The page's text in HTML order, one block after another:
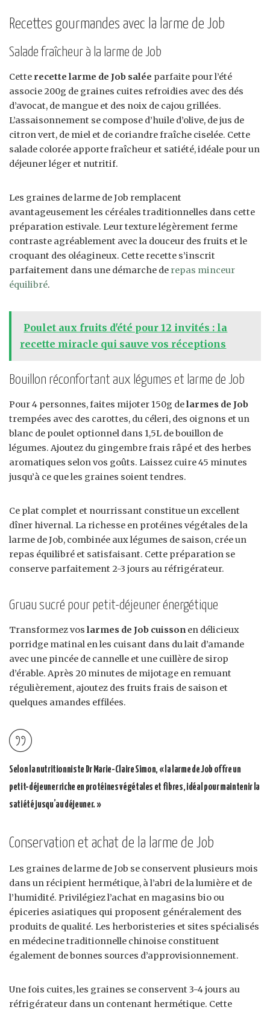
Recettes gourmandes avec la larme de Job
Salade fraîcheur à la larme de Job
Cette recette larme de Job salée parfaite pour l’été
associe 200g de graines cuites refroidies avec des dés
d’avocat, de mangue et des noix de cajou grillées.
L’assaisonnement se compose d’huile d’olive, de jus de
citron vert, de miel et de coriandre fraîche ciselée. Cette
salade colorée apporte fraîcheur et satiété, idéale pour un
déjeuner léger et nutritif.
Les graines de larme de Job remplacent
avantageusement les céréales traditionnelles dans cette
préparation estivale. Leur texture légèrement ferme
contraste agréablement avec la douceur des fruits et le
croquant des oléagineux. Cette recette s’inscrit
parfaitement dans une démarche de repas minceur
équilibré.
Poulet aux fruits d'été pour 12 invités : la
recette miracle qui sauve vos réceptions
Bouillon réconfortant aux légumes et larme de Job
Pour 4 personnes, faites mijoter 150g delarmes de Job
trempées avec des carottes, du céleri, des oignons et un
blanc de poulet optionnel dans 1,5L de bouillon de
légumes. Ajoutez du gingembre frais râpé et des herbes
aromatiques selon vos goûts. Laissez cuire 45 minutes
jusqu’à ce que les graines soient tendres.
Ce plat complet et nourrissant constitue un excellent
dîner hivernal. La richesse en protéines végétales de la
larme de Job, combinée aux légumes de saison, crée un
repas équilibré et satisfaisant. Cette préparation se
conserve parfaitement 2-3 jours au réfrigérateur.
Gruau sucré pour petit-déjeuner énergétique
Transformez vos larmes de Job cuisson en délicieux
porridge matinal en les cuisant dans du lait d’amande
avec une pincée de cannelle et une cuillère de sirop
d’érable. Après 20 minutes de mijotage en remuant
régulièrement, ajoutez des fruits frais de saison et
quelques amandes effilées.
Selon la nutritionniste Dr Marie-Claire Simon, « la larme de Job offre un
petit-déjeuner riche en protéines végétales et fibres, idéal pour maintenir la
satiété jusqu’au déjeuner. »
Conservation et achat de la larme de Job
Les graines de larme de Job se conservent plusieurs mois
dans un récipient hermétique, à l’abri de la lumière et de
l’humidité. Privilégiez l’achat en magasins bio ou
épiceries asiatiques qui proposent généralement des
produits de qualité. Les herboristeries et sites spécialisés
en médecine traditionnelle chinoise constituent
également de bonnes sources d’approvisionnement.
Une fois cuites, les graines se conservent 3-4 jours au
réfrigérateur dans un contenant hermétique. Cette